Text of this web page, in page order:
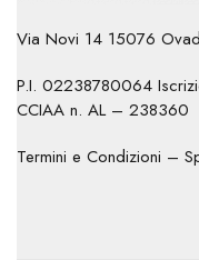
Via Novi 14 15076
P.I. 02238780064
CCIAA n. AL – 238360
Termini e Condizioni –